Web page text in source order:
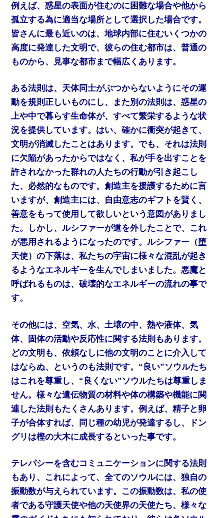
例えば、惑星の表面が住むのに困難な場合や他から
孤立する為に適当な場所として選択した場合です。
皆さんに最も近いのは、地球内部に住むいくつかの
高度に発達した文明で、彼らの住む都市は、普通の
ものから、見事な都市まで幅広くあります。
ある法則は、天体同士がぶつからないようにその運
動を規則正しいものにし、また別の法則は、惑星の
上や中で暮らす生命体が、すべて繁栄するような状
況を提供しています。はい、確かに衝突が起きて、
文明が消滅したことはあります。でも、それは法則
に欠陥があったからではなく、私が手を出すことを
許されなかった群れの人たちの行動が引き起こし
た、必然的なものです。創造主を援護するために言
いますが、創造主には、自由意志のギフトを賢く、
善意をもって使用して欲しいという意図がありまし
た。しかし、ルシファーが道を外したことで、これ
が悪用されるようになったのです。ルシファー（堕
天使）の下落は、私たちの宇宙に様々な混乱が起き
るようなエネルギーを生んでしまいました。悪魔と
呼ばれるものは、破壊的なエネルギーの流れの事で
す。
その他には、空気、水、土壌の中、熱や液体、気
体、固体の活動や反応性に関する法則もあります。
どの文明も、依頼なしに他の文明のことに介入して
はならぬ、というのも法則です。“良い”ソウルたち
はこれを尊重し、“良くない”ソウルたちは尊重しま
せん。様々な遺伝物質の材料や体の構築や機能に関
連した法則もたくさんあります。例えば、精子と卵
子が合体すれば、同じ種の幼児が発達するし、ドン
グリは樫の大木に成長するといった事です。
テレパシーを含むコミュニケーションに関する法則
もあり、これによって、全てのソウルには、独自の
振動数が与えられています。この振動数は、私の使
者である守護天使や他の天使界の天使たち、様々な